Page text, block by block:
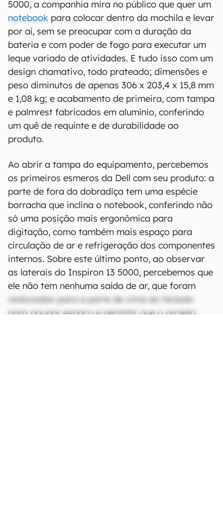
5000, a companhia mira no público que quer um
notebook para colocar dentro da mochila e levar
por aí, sem se preocupar com a duração da
bateria e com poder de fogo para executar um
leque variado de atividades. E tudo isso com um
design chamativo, todo prateado; dimensões e
peso diminutos de apenas 306 x 203,4 x 15,8 mm
e 1,08 kg; e acabamento de primeira, com tampa
e palmrest fabricados em alumínio, conferindo
um quê de requinte e de durabilidade ao
produto.
Ao abrir a tampa do equipamento, percebemos
os primeiros esmeros da Dell com seu produto: a
parte de fora da dobradiça tem uma espécie
borracha que inclina o notebook, conferindo não
só uma posição mais ergonômica para
digitação, como também mais espaço para
circulação de ar e refrigeração dos componentes
internos. Sobre este último ponto, ao observar
as laterais do Inspiron 13 5000, percebemos que
ele não tem nenhuma saída de ar, que foram
realocadas para a parte de cima do teclado
para poupar espaço e permitir que o projeto